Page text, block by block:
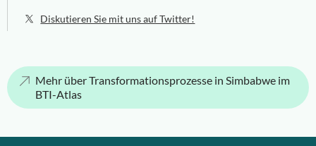
Diskutieren Sie mit uns auf Twitter!
Mehr über Transformationsprozesse in Simbabwe im
BTI-Atlas